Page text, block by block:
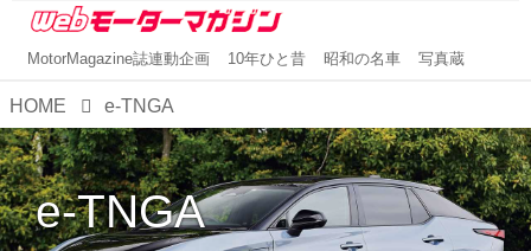
MotorMagazine誌連動企画 10年ひと昔 昭和の名車 写真蔵
HOME e-TNGA
e-TNGA